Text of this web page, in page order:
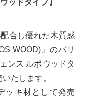
ッドタイプ】
合し優れた木質感
WOOD)』のバリ
ンス ルポウッドタ
たします。
ッキ材として発売